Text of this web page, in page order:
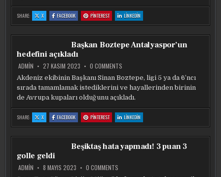
‘KONTRATIM
NEREDE
BILMIYORUM’
SHARE: X:
ANDROS
TOWNSEND,
IMZASI
‘KONTRATIM
NEREDE
BILMIYORUM’
FACEBOOK:
ANDROS
TOWNSEND,
IMZASI
PATLADI!
‘KONTRATIM
NEREDE
PINTEREST:
ANDROS
TOWNSEND,
IMZASI
PATLADI!
‘KONTRATIM
LINKEDIN
ANDROS
TOWNSEND,
IMZASI
PATLADI!
‘KONTRATIM
Başkan Boztepe Antalyaspor’un
hedefini açıkladı
ADMIN 27 KASIM 2023 0 COMMENTS
BOZTEPE
ANTALYASPOR’UN
HEDEFINI
AÇIKLADI
Akdeniz ekibinin Başkanı Sinan Boztepe, ligi 5 ya da 6’ncı
sırada tamamlamak istediklerini ve hayallerinden birinin
de Avrupa kupaları olduğunu açıkladı.
SHARE: X:
BAŞKAN
BOZTEPE
HEDEFINI
FACEBOOK:
BAŞKAN
BOZTEPE
HEDEFINI
PINTEREST:
BAŞKAN
BOZTEPE
HEDEFINI
LINKEDIN
BAŞKAN
BOZTEPE
HEDEFINI
Beşiktaş hata yapmadı! 3 puan 3
golle geldi
ADMIN 8 MAYIS 2023 0 COMMENTS